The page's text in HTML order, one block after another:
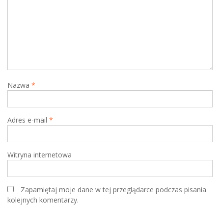
Nazwa *
Adres e-mail *
Witryna internetowa
Zapamiętaj moje dane w tej przeglądarce podczas pisania
kolejnych komentarzy.